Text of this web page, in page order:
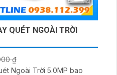
QUÉT NGOÀI TRỜI
₫
Ngoài Trời 5.0MP bao